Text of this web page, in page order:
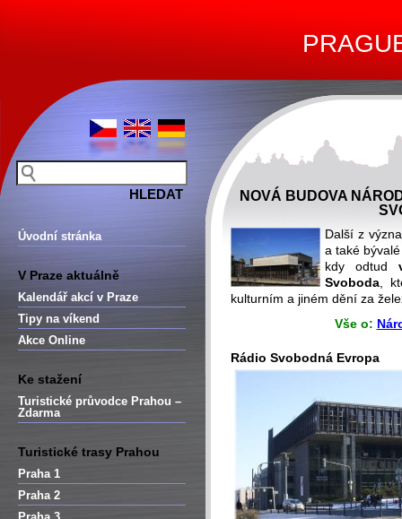
Úvodní stránka
V Praze aktuálně
Kalendář akcí v Praze
Tipy na víkend
Akce Online
Ke stažení
Turistické průvodce Prahou –
Zdarma
Turistické trasy Prahou
Praha 1
Praha 2
NOVÁ BUDOVA
Další z
a také
kdy odtud
Svoboda ,
kulturním a jiném dění za
Vše o:
Rádio Svobodná Evropa